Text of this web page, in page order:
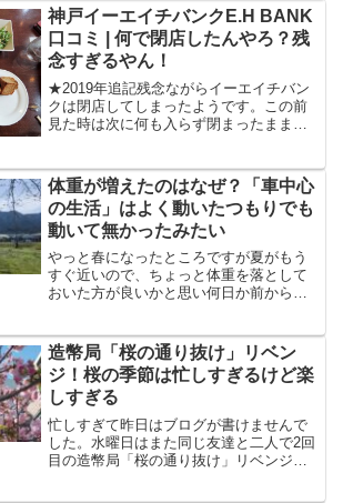
した。大阪を楽しんで来ました！大阪の
人はとても親切でした大阪...
神戸イーエイチバンクE.H BANK
口コミ | 何で閉店したんやろ？残
念すぎるやん！
★2019年追記残念ながらイーエイチバン
クは閉店してしまったようです。この前
見た時は次に何も入らず閉まったままで
また再開してくれることを願っていま
す。ん～残念！以下に...
体重が増えたのはなぜ？「車中心
の生活」はよく動いたつもりでも
動いて無かったみたい
やっと春になったところですが夏がもう
すぐ近いので、ちょっと体重を落として
おいた方が良いかと思い何日か前から食
らエアロバイクを20分こぐとか、近くの
ドラッグストアまで歩...
造幣局「桜の通り抜け」リベン
ジ！桜の季節は忙しすぎるけど楽
しすぎる
忙しすぎて昨日はブログが書けませんで
した。水曜日はまた同じ友達と二人で2回
目の造幣局「桜の通り抜け」リベンジ！